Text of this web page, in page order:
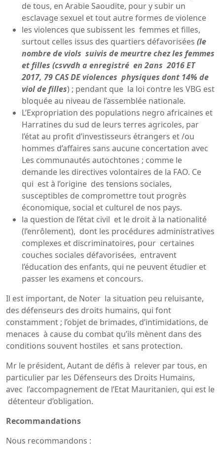
de tous, en Arabie Saoudite, pour y subir un
esclavage sexuel et tout autre formes de violence
les violences que subissent les femmes et filles,
surtout celles issus des quartiers défavorisées (le
nombre de viols suivis de meurtre chez les femmes
et filles (csvvdh a enregistré en 2ans 2016 ET
2017, 79 CAS DE violences physiques dont 14% de
viol de filles) ; pendant que la loi contre les VBG est
bloquée au niveau de l’assemblée nationale.
L’Expropriation des populations negro africaines et
Harratines du sud de leurs terres agricoles, par
l’état au profit d’investisseurs étrangers et /ou
hommes d’affaires sans aucune concertation avec
Les communautés autochtones ; comme le
demande les directives volontaires de la FAO. Ce
qui est à l’origine des tensions sociales,
susceptibles de compromettre tout progrès
économique, social et culturel de nos pays.
la question de l’état civil et le droit à la nationalité
(l’enrôlement), dont les procédures administratives
complexes et discriminatoires, pour certaines
couches sociales défavorisées, entravent
l’éducation des enfants, qui ne peuvent étudier et
passer les examens et concours.
Il est important, de Noter la situation peu reluisante,
des défenseurs des droits humains, qui font
constamment ; l’objet de brimades, d’intimidations, de
menaces à cause du combat qu’ils mènent dans des
conditions souvent hostiles et sans protection.
Mr le président, Autant de défis à relever par tous, en
particulier par les Défenseurs des Droits Humains,
avec l’accompagnement de l’Etat Mauritanien, qui est le
détenteur d’obligation.
Recommandations
Nous recommandons :